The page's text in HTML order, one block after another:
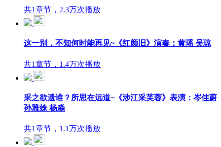
共1章节，2.3万次播放
这一别，不知何时能再见~《红颜旧》演奏：黄瑶 吴琼
共1章节，1.4万次播放
采之欲遗谁？所思在远道~《涉江采芙蓉》表演：岑佳蔚
孙雅姝 杨淼
共1章节，1.1万次播放